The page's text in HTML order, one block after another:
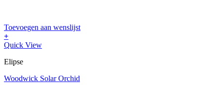
Toevoegen aan wenslijst
+
Dit
heeft
variaties.
Quick View
Elipse
Woodwick Solar Orchid